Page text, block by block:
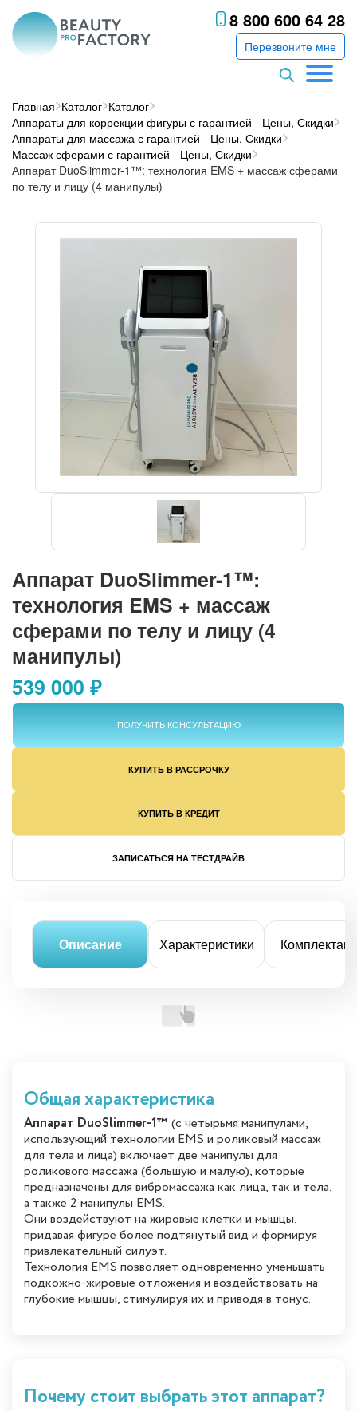
8 800 600 64 28
Перезвоните мне
Главная Каталог Каталог
Аппараты для коррекции фигуры с гарантией - Цены, Скидки
Аппараты для массажа с гарантией - Цены, Скидки
Массаж сферами с гарантией - Цены, Скидки
Аппарат DuoSlimmer-1™: технология EMS + массаж сферами
по телу и лицу (4 манипулы)
Аппарат DuoSlimmer-1™:
технология EMS + массаж
сферами по телу и лицу (4
манипулы)
539 000 ₽
ПОЛУЧИТЬ КОНСУЛЬТАЦИЮ
КУПИТЬ В РАССРОЧКУ
КУПИТЬ В КРЕДИТ
ЗАПИСАТЬСЯ НА ТЕСТДРАЙВ
Описание Характеристики
Общая характеристика
Аппарат DuoSlimmer-1™ (с четырьмя манипулами,
использующий технологии EMS и роликовый массаж
для тела и лица) включает две манипулы для
роликового массажа (большую и малую), которые
предназначены для вибромассажа как лица, так и тела,
а также 2 манипулы EMS.
Они воздействуют на жировые клетки и мышцы,
придавая фигуре более подтянутый вид и формируя
привлекательный силуэт.
Технология EMS позволяет одновременно уменьшать
подкожно-жировые отложения и воздействовать на
глубокие мышцы, стимулируя их и приводя в тонус.
Почему стоит выбрать этот аппарат?